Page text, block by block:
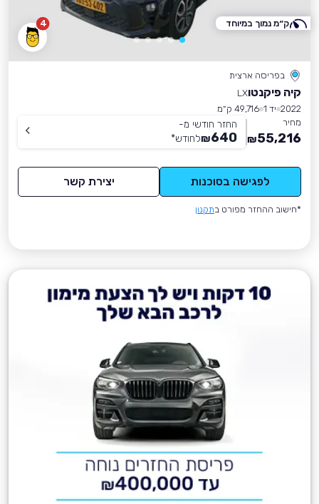
4
בפריסה ארצית
קיה פיקנטוLX
2022 יד 1
49,716 ק״מ
מחיר
55,216
₪
החזר חודשי מ-
640
₪לחודש*
לפגישה בסוכנות יצירת קשר
*חישוב ההחזר מפורט בתקנון
ק״מ נמוך במיוחד